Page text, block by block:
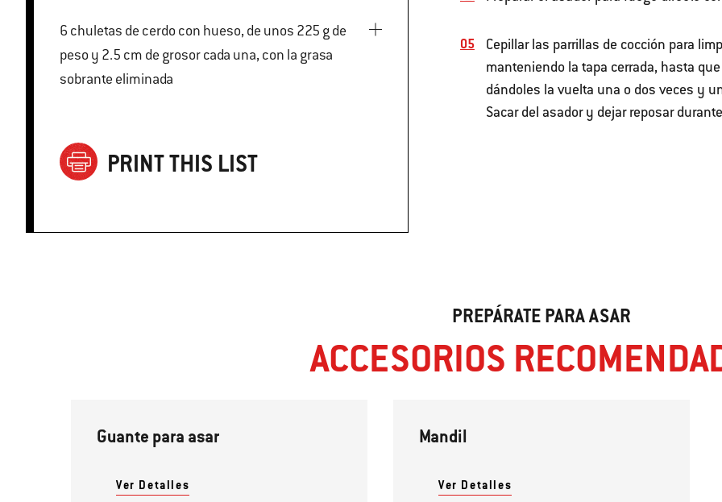
6 chuletas de cerdo con hueso, de unos 225 g de
peso y 2.5 cm de grosor cada una, con la grasa
sobrante eliminada
PRINT THIS LIST
Cepillar las parrillas de cocción para
manteniendo la tapa cerrada, hasta
dándoles la vuelta una o dos veces y
Sacar del asador y dejar reposar
PREPÁRATE PARA ASAR
ACCESORIOS
Guante para asar
Ver Detalles
Mandil
Ver Detalles